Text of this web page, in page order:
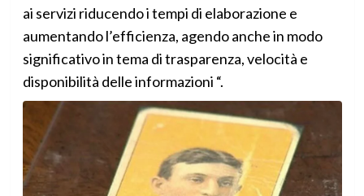
ai servizi riducendo i tempi di elaborazione e
aumentando l’efficienza, agendo anche in modo
significativo in tema di trasparenza, velocità e
disponibilità delle informazioni “.